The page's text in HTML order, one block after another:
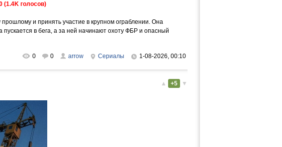
(1.4K голосов)
и принять участие в крупном ограблении. Она
в бега, а за ней начинают охоту ФБР и опасный
0 0 arrow Сериалы 1-08-2026, 00:10
▲ +5 ▼